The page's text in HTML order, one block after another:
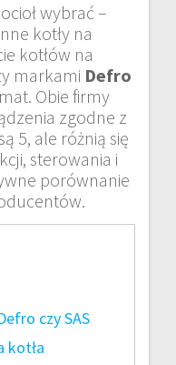
wybrać –
kotły na
kotłów na
markami Defro
Obie firmy
zgodne z
5, ale różnią się
sterowania i
porównanie
czy SAS
kotła